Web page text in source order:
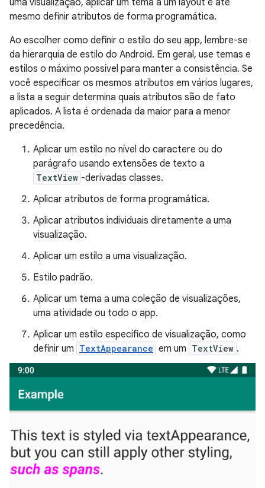
mesmo definir atributos de forma programática.
Ao escolher como definir o estilo do seu app, lembre-se
da hierarquia de estilo do Android. Em geral, use temas e
estilos o máximo possível para manter a consistência. Se
você especificar os mesmos atributos em vários lugares,
a lista a seguir determina quais atributos são de fato
aplicados. A lista é ordenada da maior para a menor
precedência.
Aplicar um estilo no nível do caractere ou do
parágrafo usando extensões de texto a
TextView -derivadas classes.
Aplicar atributos de forma programática.
Aplicar atributos individuais diretamente a uma
visualização.
Aplicar um estilo a uma visualização.
Estilo padrão.
Aplicar um tema a uma coleção de visualizações,
uma atividade ou todo o app.
Aplicar um estilo específico de visualização, como
definir um TextAppearance em um TextView .